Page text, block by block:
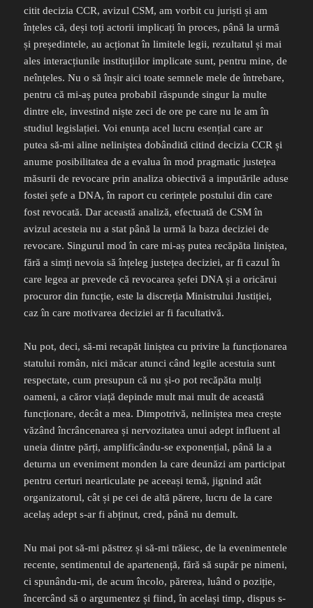
citit decizia CCR, avizul CSM, am vorbit cu juriști și am
înțeles că, deși toți actorii implicați în proces, până la urmă
și președintele, au acționat în limitele legii, rezultatul și mai
ales interacțiunile instituțiilor implicate sunt, pentru mine, de
neînțeles. Nu o să înșir aici toate semnele mele de întrebare,
pentru că mi-aș putea probabil răspunde singur la multe
dintre ele, investind niște zeci de ore pe care nu le am în
studiul legislației. Voi enunța acel lucru esențial care ar
putea să-mi aline neliniștea dobândită citind decizia CCR și
anume posibilitatea de a evalua în mod pragmatic justețea
măsurii de revocare prin analiza obiectivă a imputările aduse
fostei șefe a DNA, în raport cu cerințele postului din care
fost revocată. Dar această analiză, efectuată de CSM în
avizul acesteia nu a stat până la urmă la baza deciziei de
revocare. Singurul mod în care mi-aș putea recăpăta liniștea,
fără a simți nevoia să înțeleg justețea deciziei, ar fi cazul în
care legea ar prevede că revocarea șefei DNA și a oricărui
procuror din funcție, este la discreția Ministrului Justiției,
caz în care motivarea deciziei ar fi facultativă.
Nu pot, deci, să-mi recapăt liniștea cu privire la funcționarea
statului român, nici măcar atunci când legile acestuia sunt
respectate, cum presupun că nu și-o pot recăpăta mulți
oameni, a căror viață depinde mult mai mult de această
funcționare, decât a mea. Dimpotrivă, neliniștea mea crește
văzând încrâncenarea și nervozitatea unui adept influent al
uneia dintre părți, amplificându-se exponențial, până la a
deturna un eveniment monden la care deunăzi am participat
pentru certuri nearticulate pe aceeași temă, jignind atât
organizatorul, cât și pe cei de altă părere, lucru de la care
acelaș adept s-ar fi abținut, cred, până nu demult.
Nu mai pot să-mi păstrez și să-mi trăiesc, de la evenimentele
recente, sentimentul de apartenență, fără să supăr pe nimeni,
ci spunându-mi, de acum încolo, părerea, luând o poziție,
încercând să o argumentez și fiind, în același timp, dispus s-